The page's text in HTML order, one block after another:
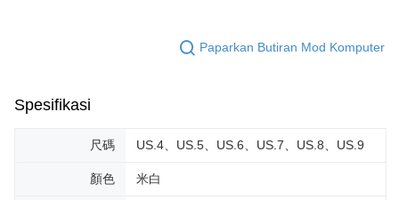
Paparkan Butiran Mod Komputer
Spesifikasi
尺碼 US.4、US.5、US.6、US.7、US.8、US.9
顏色 米白